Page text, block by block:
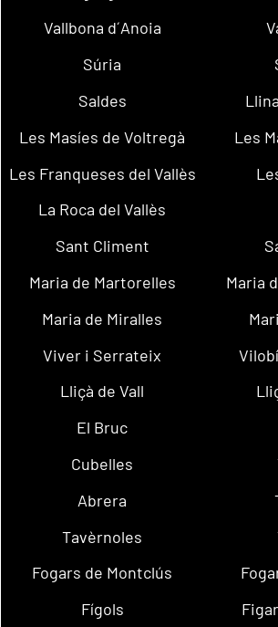
Vallbona d´Anoia
Súria
Saldes
Les Masíes de Voltregà
Les
Les Franqueses del Vallès
La Roca del Vallès
Sant Climent
Maria de Martorelles
Maria
Maria de Miralles
Viver i Serrateix
Lliçà de Vall
El Bruc
Cubelles
Abrera
Tavèrnoles
Fogars de Montclús
Fígols